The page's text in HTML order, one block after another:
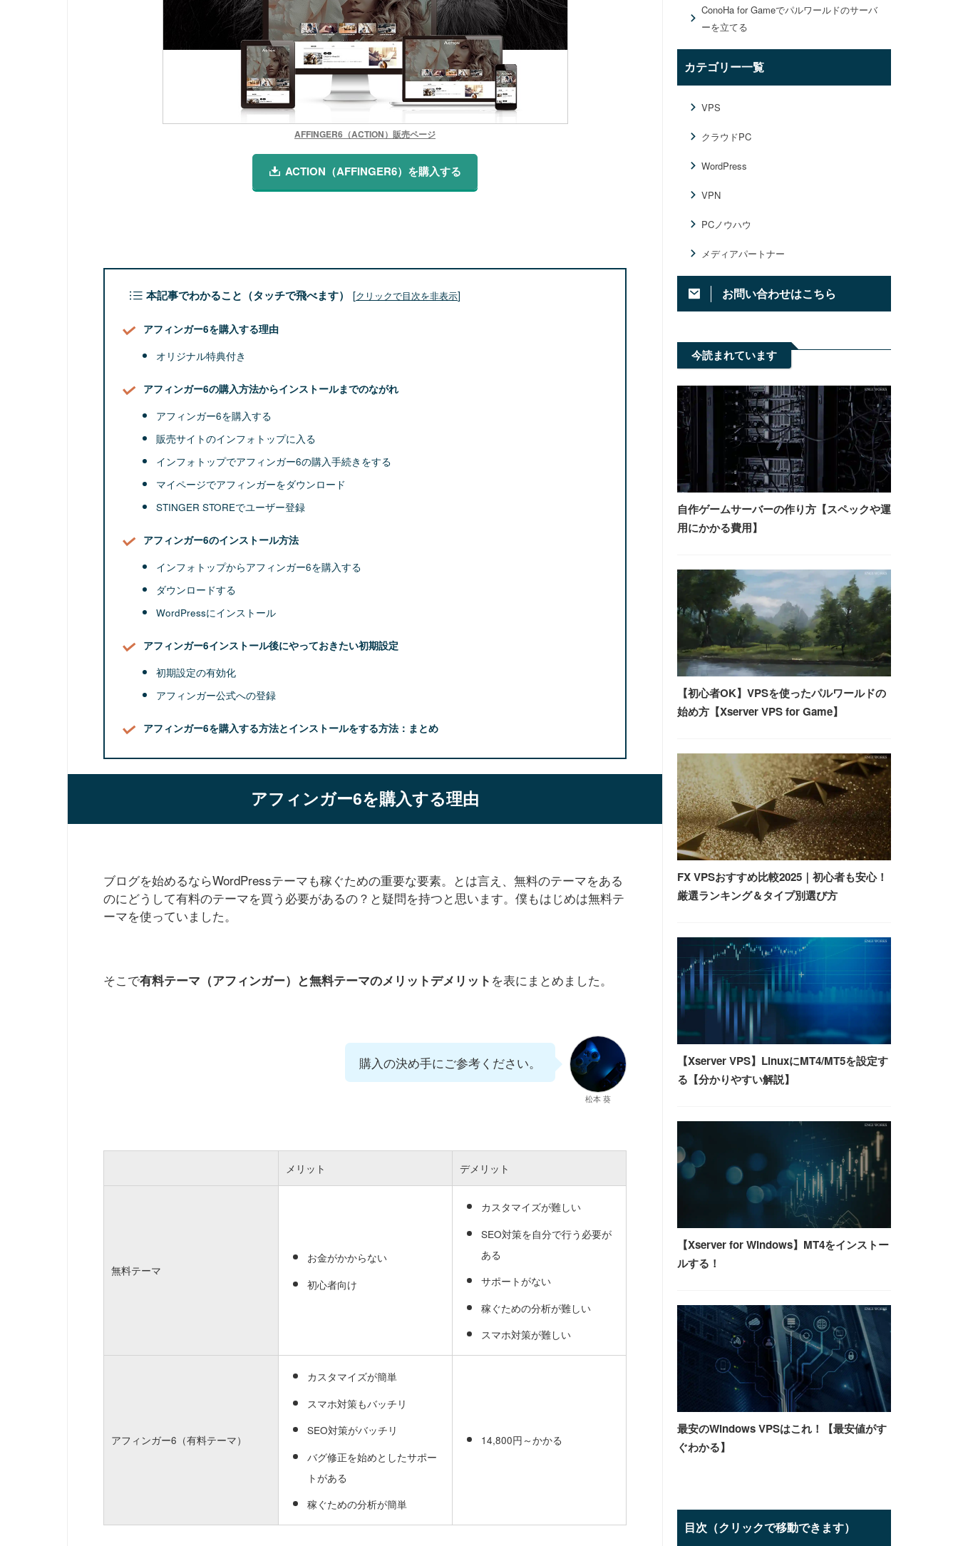
AFFINGER6（ACTION）販売ページ
ACTION（AFFINGER6）を購入する
本記事でわかること（タッチで飛べます） [クリックで目次を非表示]
アフィンガー6を購入する理由
オリジナル特典付き
アフィンガー6の購入方法からインストールまでのながれ
アフィンガー6を購入する
販売サイトのインフォトップに入る
インフォトップでアフィンガー6の購入手続きをする
マイページでアフィンガーをダウンロード
STINGER STOREでユーザー登録
アフィンガー6のインストール方法
インフォトップからアフィンガー6を購入する
ダウンロードする
WordPressにインストール
アフィンガー6インストール後にやっておきたい初期設定
初期設定の有効化
アフィンガー公式への登録
アフィンガー6を購入する方法とインストールをする方法：まとめ
アフィンガー6を購入する理由
ブログを始めるならWordPressテーマも稼ぐための重要な要素。とは言え、無料のテーマをある
のにどうして有料のテーマを買う必要があるの？と疑問を持つと思います。僕もはじめは無料テ
ーマを使っていました。
そこで有料テーマ（アフィンガー）と無料テーマのメリットデメリット を表にまとめました。
購入の決め手にご参考ください。
松本 葵
メリット デメリット
無料テーマ
お金がかからない
初心者向け
カスタマイズが難しい
SEO対策を自分で行う必要が
ある
サポートがない
稼ぐための分析が難しい
スマホ対策が難しい
アフィンガー6（有料テーマ）
カスタマイズが簡単
スマホ対策もバッチリ
SEO対策がバッチリ
バグ修正を始めとしたサポー
トがある
稼ぐための分析が簡単
14,800円～かかる
ConoHa for Gameでパルワールドのサーバ
ーを立てる
カテゴリー一覧
VPS
クラウドPC
WordPress
VPN
PCノウハウ
メディアパートナー
お問い合わせはこちら
今読まれています
自作ゲームサーバーの作り方【スペックや運
用にかかる費用】
【初心者OK】VPSを使ったパルワールドの
始め方【Xserver VPS for Game】
FX VPSおすすめ比較2025｜初心者も安心！
厳選ランキング＆タイプ別選び方
【Xserver VPS】LinuxにMT4/MT5を設定す
る【分かりやすい解説】
【Xserver for Windows】MT4をインストー
ルする！
最安のWindows VPSはこれ！【最安値がす
ぐわかる】
目次（クリックで移動できます）